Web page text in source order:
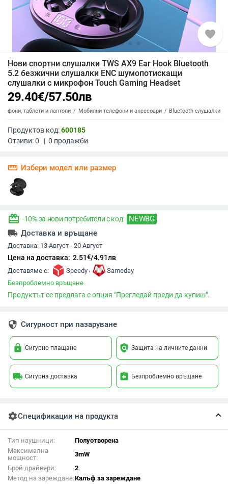
favorite
Нови спортни слушалки TWS AX9 Ear Hook Bluetooth
5.2 безжични слушалки ENC шумопотискащи
слушалки с микрофон Touch Gaming Headset
29.40€/57.50лв
таблети и лаптопи Мобилни телефони и аксесоари Bluetooth слушалки
Продуктов код:600185
Отзиви:0 | 0 продажби
straighten Избери модел или размер
redeem -10% за нови потребители с код: NEWBG
local_shipping Доставка и връщане
Доставка: 13 Август - 20 Август
Цена на доставка: 2.51€/4.91лв
Доставяме с: Speedy ,
Sameday
Безпроблемно връщане
Продуктът се предлага с опция "Прегледай преди да купиш".
security Сигурност при пазаруване
lock Сигурно плащане policy Защита на личните данни
local_shipping Сигурна доставка assignment_return Безпроблемно връщане
settingsСпецификации на продукта
Тип наушници:
Полуотворена
Максимална
мощност:
3mW
Брой драйвери:
2
Метод на зареждане:Калъф за зареждане